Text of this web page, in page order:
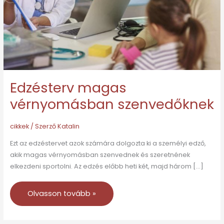
Edzésterv magas
vérnyomásban szenvedőknek
cikkek/ SzerzőKatalin
Ezt az edzéstervet azok számára dolgozta ki a személyi edző,
akik magas vérnyomásban szenvednek és szeretnének
elkezdeni sportolni. Az edzés előbb heti két, majd három […]
Olvasson tovább »